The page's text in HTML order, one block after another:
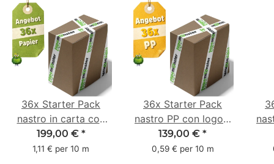
36x Starter Pack
nastro in carta con
logo - 1 colore - 50
mm x 50 m - caucciù
199,00 € *
1,11 € per 10 m
36x Starter Pack
nastro PP con logo -
1 colore - 48 mm x
66 m
139,00 € *
0,59 € per 10 m